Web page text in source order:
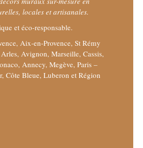
locales et artisanales.
et éco-responsable.
Aix-en-Provence, St Rémy
Avignon, Marseille, Cassis,
Annecy, Megève, Paris –
Côte Bleue, Luberon et Région